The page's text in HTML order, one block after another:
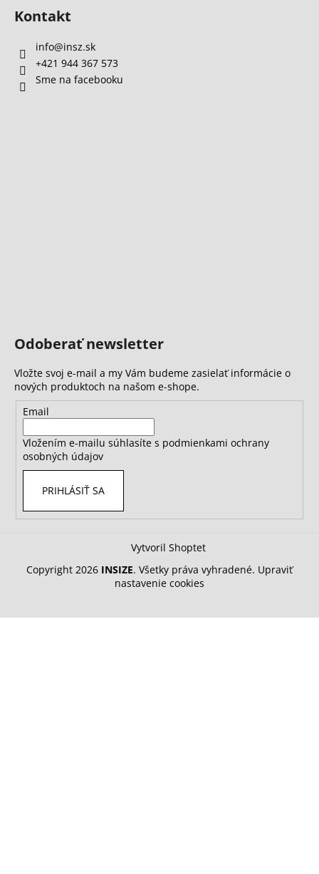
Kontakt
info@insz.sk
+421 944 367 573
Sme na facebooku
Odoberať newsletter
Vložte svoj e-mail a my Vám budeme zasielať informácie o
nových produktoch na našom e-shope.
Email
Vložením e-mailu súhlasíte s podmienkami ochrany
osobných údajov
PRIHLÁSIŤ SA
Vytvoril Shoptet
Copyright 2026 INSIZE. Všetky práva vyhradené. Upraviť
nastavenie cookies